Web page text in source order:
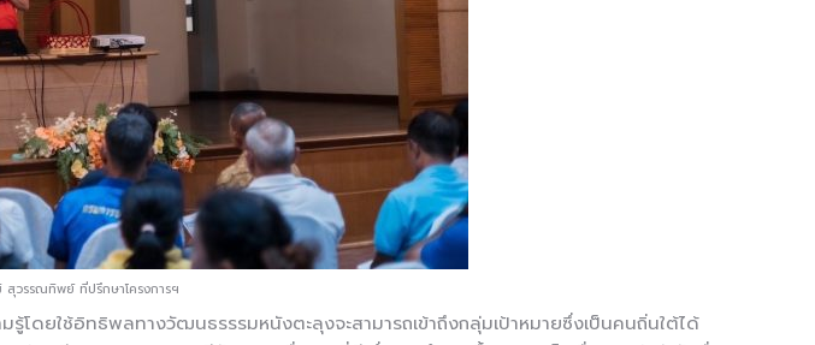
วรรณทิพย์ ที่ปรึกษาโครงการฯ
ยใช้อิทธิพลทางวัฒนธรรรมหนังตะลุงจะสามารถเข้าถึงกลุ่มเป้าหมายซึ่งเป็นคนถิ่นใต้ได้